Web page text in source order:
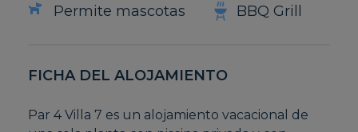
Permite mascotas
BBQ Grill
FICHA DEL ALOJAMIENTO
Par 4 Villa 7 es un alojamiento vacacional de